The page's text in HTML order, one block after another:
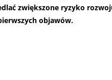
zwiększone ryzyko
objawów.